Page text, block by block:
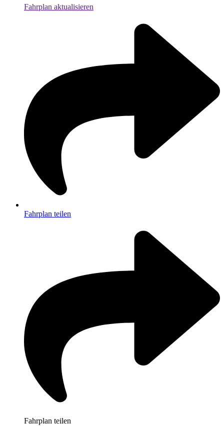
Fahrplan aktualisieren
Fahrplan teilen
Fahrplan teilen